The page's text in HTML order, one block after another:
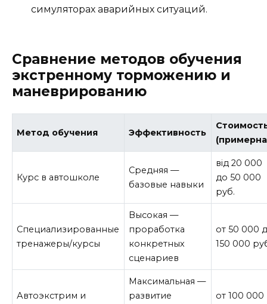
симуляторах аварийных ситуаций.
Сравнение методов обучения
экстренному торможению и
маневрированию
Метод обучения Эффективность
Курс в автошколе
Средняя —
базовые навыки
від 20 000
до 50 000
руб.
Специализированные
тренажеры/курсы
Высокая —
проработка
конкретных
сценариев
от 50 000
150 000
Автоэкстрим и
Максимальная —
развитие
от 100 000